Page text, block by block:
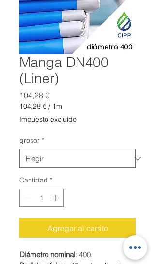
Manga DN400
(Liner)
104,28 €Precio
104,28 € / 1m
104,28 €
por
Metro
Impuesto excluido
grosor *
Cantidad *
Agregar al carrito
Diámetro nominal: 400.